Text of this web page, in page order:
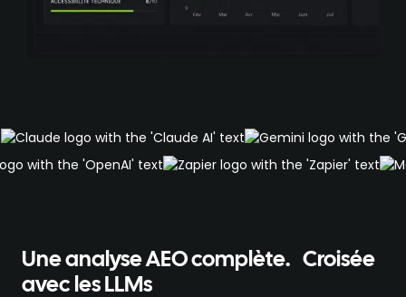
Une analyse AEO complète. Croisée
avec les LLMs